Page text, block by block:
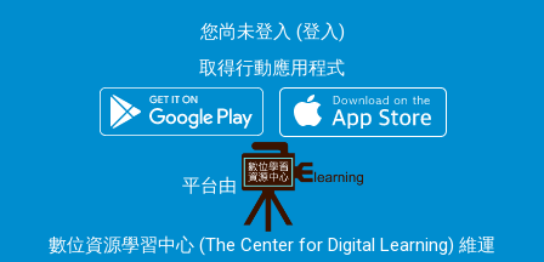
您尚未登入 (登入)
取得行動應用程式
平台由
數位資源學習中心 (The Center for Digital Learning) 維運